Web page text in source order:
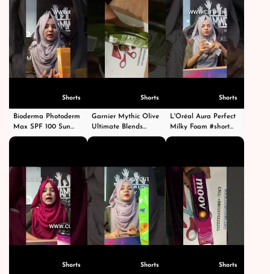
Shorts
Bioderma Photoderm
Max SPF 100 Sun
Cream 40ml #shorts
#foryoupage
Shorts
Garnier Mythic Olive
Ultimate Blends
Shampoo - গার্নিয়ার মিথিক
Shorts
L'Oréal Aura Perfect
Milky Foam #short
#shorts #facewash
#fypシ
Shorts Shorts Shorts